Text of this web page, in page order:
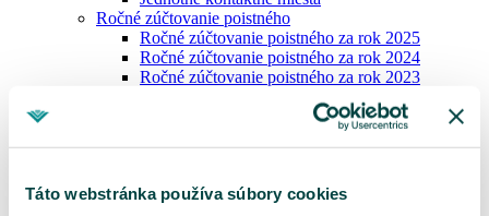
Táto webstránka používa súbory cookies
Ročné zúčtovanie poistného
Ročné zúčtovanie poistného za rok 2025
Ročné zúčtovanie poistného za rok 2024
Ročné zúčtovanie poistného za rok 2023
Vydávanie výkazov nedoplatkov
poistného